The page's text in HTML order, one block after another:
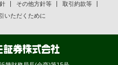
その他方針等
取引約款等
いただくために